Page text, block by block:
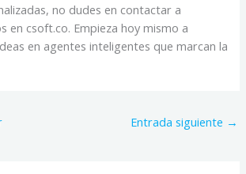
no dudes en contactar a
en csoft.co. Empieza hoy mismo a
en agentes inteligentes que marcan la
Entrada siguiente →